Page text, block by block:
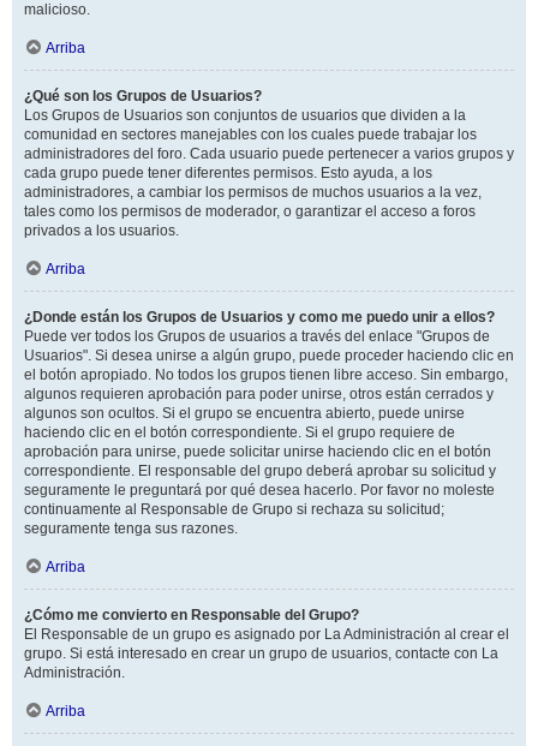
malicioso.
Arriba
¿Qué son los Grupos de Usuarios?
Los Grupos de Usuarios son conjuntos de usuarios que dividen a la
comunidad en sectores manejables con los cuales puede trabajar los
administradores del foro. Cada usuario puede pertenecer a varios grupos y
cada grupo puede tener diferentes permisos. Esto ayuda, a los
administradores, a cambiar los permisos de muchos usuarios a la vez,
tales como los permisos de moderador, o garantizar el acceso a foros
privados a los usuarios.
Arriba
¿Donde están los Grupos de Usuarios y como me puedo unir a ellos?
Puede ver todos los Grupos de usuarios a través del enlace "Grupos de
Usuarios". Si desea unirse a algún grupo, puede proceder haciendo clic en
el botón apropiado. No todos los grupos tienen libre acceso. Sin embargo,
algunos requieren aprobación para poder unirse, otros están cerrados y
algunos son ocultos. Si el grupo se encuentra abierto, puede unirse
haciendo clic en el botón correspondiente. Si el grupo requiere de
aprobación para unirse, puede solicitar unirse haciendo clic en el botón
correspondiente. El responsable del grupo deberá aprobar su solicitud y
seguramente le preguntará por qué desea hacerlo. Por favor no moleste
continuamente al Responsable de Grupo si rechaza su solicitud;
seguramente tenga sus razones.
Arriba
¿Cómo me convierto en Responsable del Grupo?
El Responsable de un grupo es asignado por La Administración al crear el
grupo. Si está interesado en crear un grupo de usuarios, contacte con La
Administración.
Arriba